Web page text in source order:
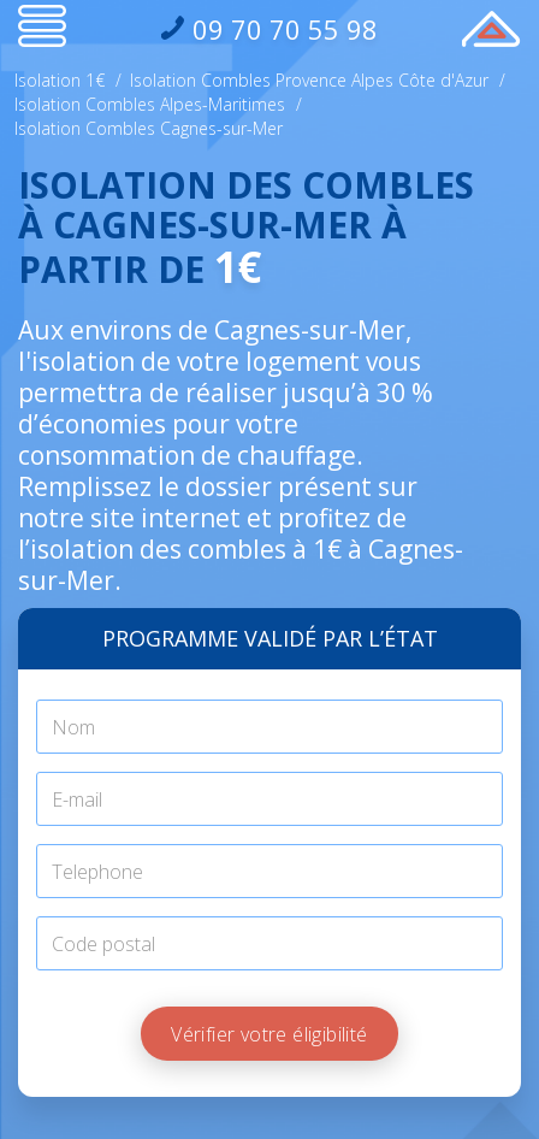
09 70 70 55 98
Isolation 1€ / Isolation Combles Provence Alpes Côte d'Azur /
Isolation Combles Alpes-Maritimes /
Isolation Combles Cagnes-sur-Mer
ISOLATION DES COMBLES
À CAGNES-SUR-MER À
PARTIR DE 1€
Aux environs de Cagnes-sur-Mer,
l'isolation de votre logement vous
permettra de réaliser jusqu’à 30 %
d’économies pour votre
consommation de chauffage.
Remplissez le dossier présent sur
notre site internet et profitez de
l’isolation des combles à 1€ à Cagnes-
sur-Mer.
PROGRAMME VALIDÉ PAR L’ÉTAT
Vérifier votre éligibilité